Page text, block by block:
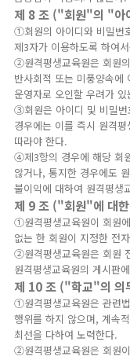
제 8 조 ("회원"의 "아
①회원의 아이디와 비밀번
제3자가 이용하도록 하여
②원격평생교육원은 회원
반사회적 또는 미풍양속에
운영자로 오인할 우려가
③회원은 아이디 및 비밀번
경우에는 이를 즉시 원격
따라야 한다.
④제3항의 경우에 해당 회
않거나, 통지한 경우에도
불이익에 대하여 원격평생
제 9 조 ("회원"에 대
①원격평생교육원이 회원
없는 한 회원이 지정한 전
②원격평생교육원은 회원
원격평생교육원의 게시판
제 10 조 ("학교"의 의
①원격평생교육원은 관련
행위를 하지 않으며, 계속
최선을 다하여 노력한다.
②원격평생교육원은 회원